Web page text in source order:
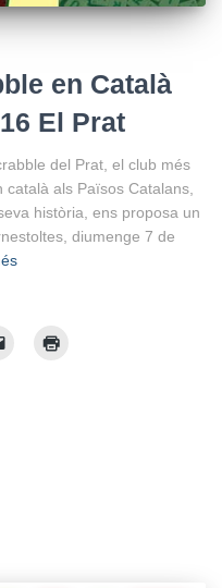
en Català
El Prat
del Prat, el club més
als Països Catalans,
història, ens proposa un
diumenge 7 de